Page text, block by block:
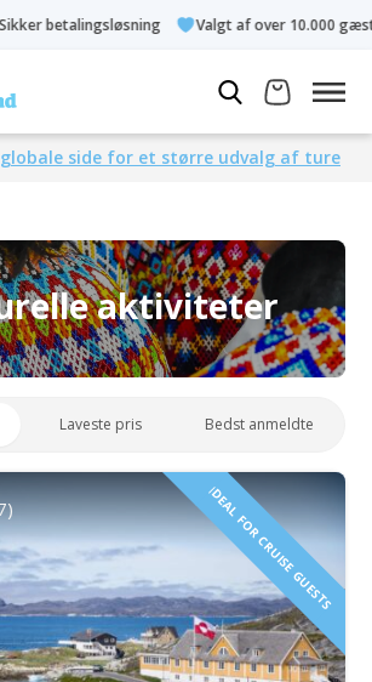
betalingsløsning Valgt af over 10.000 gæster
globale side for et større udvalg af ture
aktiviteter
Laveste pris Bedst anmeldte
IDEAL FOR CRUISE GUESTS